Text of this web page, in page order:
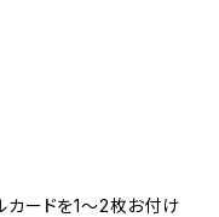
カードを1～2枚お付け